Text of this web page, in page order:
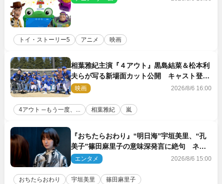
トイ・ストーリー5 アニメ 映画
相葉雅紀主演『４アウト』黒島結菜＆松本利
夫らが写る新場面カット公開 キャスト登壇
イベントも決定
映画 2026/8/6 16:00
4アウト ─もう一度、... 相葉雅紀 嵐
『おちたらおわり』“明日海”宇垣美里、“孔
美子”篠田麻里子の意味深発言に絶句 ネッ
ト驚き「まさか」「意外な展開」
エンタメ 2026/8/6 15:00
おちたらおわり 宇垣美里 篠田麻里子